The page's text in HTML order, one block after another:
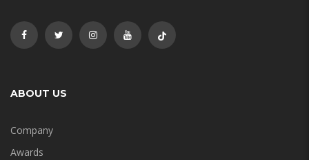
ABOUT US
Company
Awards